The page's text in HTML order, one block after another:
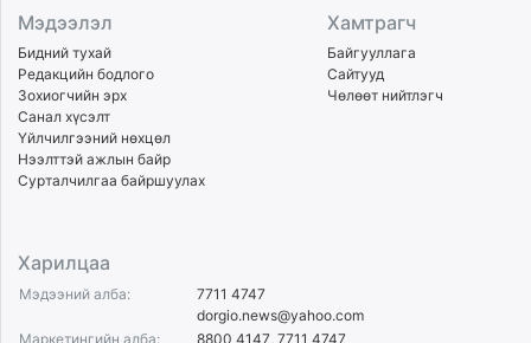
Мэдээлэл
Бидний тухай
Редакцийн бодлого
Зохиогчийн эрх
Санал хүсэлт
Үйлчилгээний нөхцөл
Нээлттэй ажлын байр
Сурталчилгаа байршуулах
Хамтрагч
Байгууллага
Сайтууд
Чөлөөт нийтлэгч
Харилцаа
Мэдээний алба:
7711 4747
dorgio.news@yahoo.com
Маркетингийн алба:
8800 4147 7711 4747